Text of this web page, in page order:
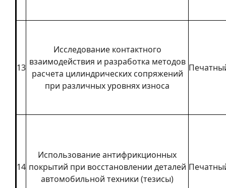
13
Исследование контактного
взаимодействия и разработка методов
расчета цилиндрических сопряжений
при различных уровнях износа
14
Использование антифрикционных
покрытий при восстановлении деталей
автомобильной техники (тезисы)